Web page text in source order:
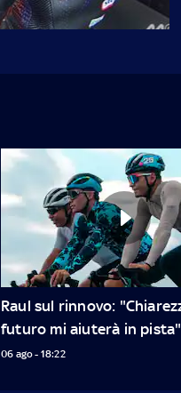
Raul sul rinnovo:
futuro mi aiuterà in pista"
06 ago - 18:22